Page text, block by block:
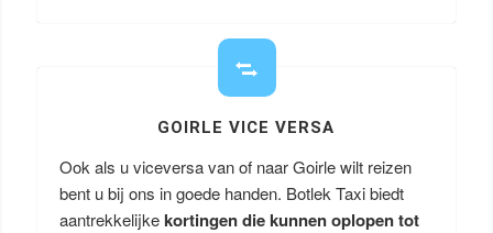
GOIRLE VICE VERSA
Ook als u viceversa van of naar Goirle wilt reizen
bent u bij ons in goede handen. Botlek Taxi biedt
aantrekkelijkekortingen die kunnen oplopen tot